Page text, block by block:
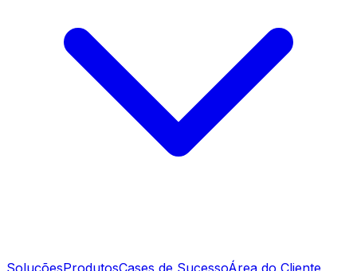
SoluçõesProdutosCases de SucessoÁrea do Cliente